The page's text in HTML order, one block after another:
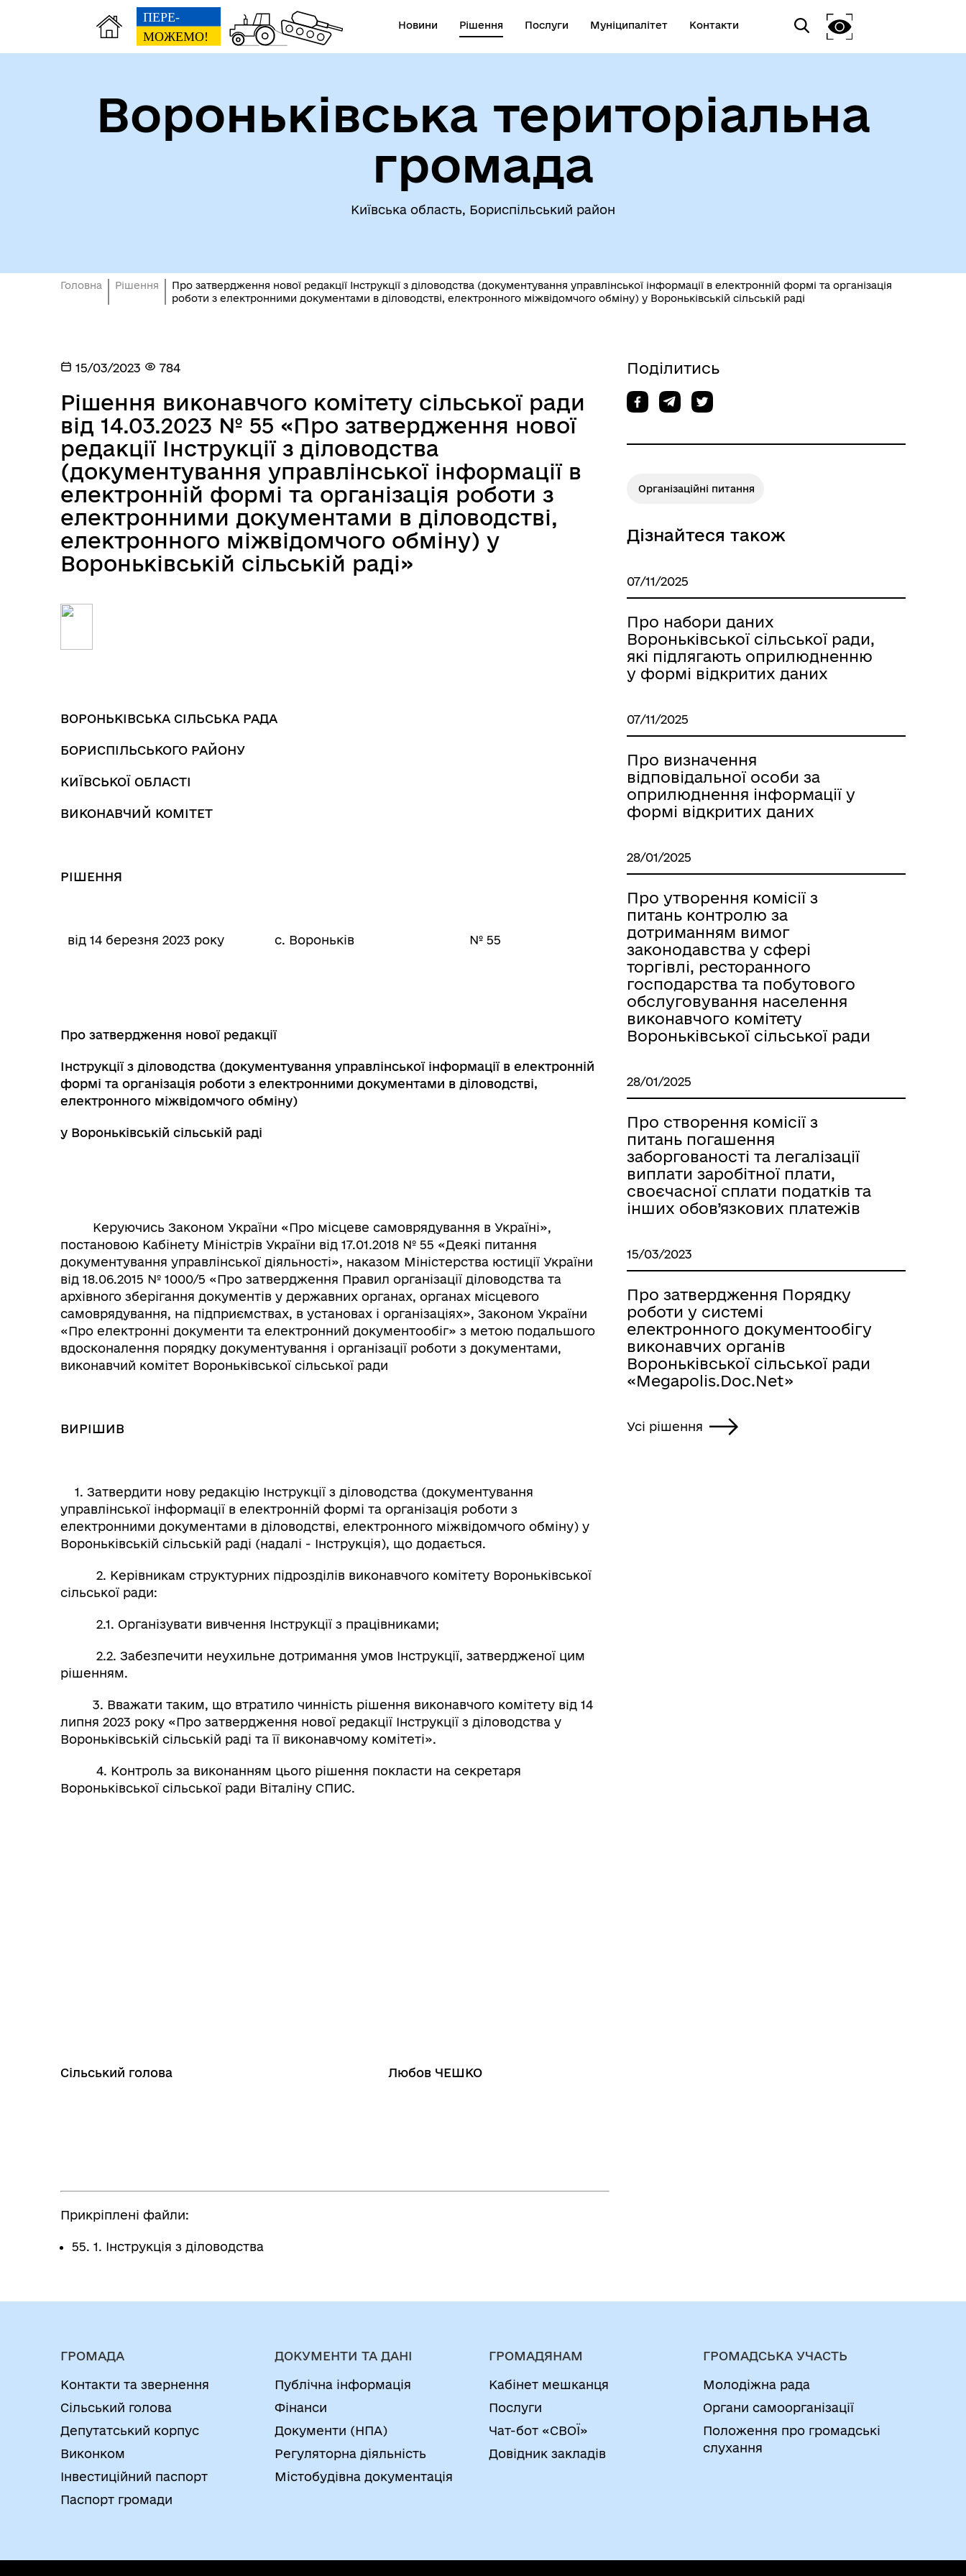
Новини Рішення Послуги Муніципалітет Контакти
Вороньківська територіальна
громада
Київська область, Бориспільський район
Головна Рішення
Про затвердження нової редакції Інструкції з діловодства (документування управлінської інформації в електронній формі та організація
роботи з електронними документами в діловодстві, електронного міжвідомчого обміну) у Вороньківській сільській раді
15/03/2023 784
Рішення виконавчого комітету сільської ради
від 14.03.2023 № 55 «Про затвердження нової
редакції Інструкції з діловодства
(документування управлінської інформації в
електронній формі та організація роботи з
електронними документами в діловодстві,
електронного міжвідомчого обміну) у
Вороньківській сільській раді»
ВОРОНЬКІВСЬКА СІЛЬСЬКА РАДА
БОРИСПІЛЬСЬКОГО РАЙОНУ
КИЇВСЬКОЇ ОБЛАСТІ
ВИКОНАВЧИЙ КОМІТЕТ
РІШЕННЯ
від 14 березня 2023 року с. Вороньків № 55
Про затвердження нової редакції
Інструкції з діловодства (документування управлінської інформації в електронній
формі та організація роботи з електронними документами в діловодстві,
електронного міжвідомчого обміну)
у Вороньківській сільській раді
Керуючись Законом України «Про місцеве самоврядування в Україні»,
постановою Кабінету Міністрів України від 17.01.2018 № 55 «Деякі питання
документування управлінської діяльності», наказом Міністерства юстиції України
від 18.06.2015 № 1000/5 «Про затвердження Правил організації діловодства та
архівного зберігання документів у державних органах, органах місцевого
самоврядування, на підприємствах, в установах і організаціях», Законом України
«Про електронні документи та електронний документообіг» з метою подальшого
вдосконалення порядку документування і організації роботи з документами,
виконавчий комітет Вороньківської сільської ради
ВИРІШИВ
1. Затвердити нову редакцію Інструкції з діловодства (документування
управлінської інформації в електронній формі та організація роботи з
електронними документами в діловодстві, електронного міжвідомчого обміну) у
Вороньківській сільській раді (надалі - Інструкція), що додається.
2. Керівникам структурних підрозділів виконавчого комітету Вороньківської
сільської ради:
2.1. Організувати вивчення Інструкції з працівниками;
2.2. Забезпечити неухильне дотримання умов Інструкції, затвердженої цим
рішенням.
3. Вважати таким, що втратило чинність рішення виконавчого комітету від 14
липня 2023 року «Про затвердження нової редакції Інструкції з діловодства у
Вороньківській сільській раді та її виконавчому комітеті».
4. Контроль за виконанням цього рішення покласти на секретаря
Вороньківської сільської ради Віталіну СПИС.
Сільський голова Любов ЧЕШКО
Прикріплені файли:
55. 1. Інструкція з діловодства
Поділитись
Організаційні питання
Дізнайтеся також
07/11/2025
Про набори даних
Вороньківської сільської ради,
які підлягають оприлюдненню
у формі відкритих даних
07/11/2025
Про визначення
відповідальної особи за
оприлюднення інформації у
формі відкритих даних
28/01/2025
Про утворення комісії з
питань контролю за
дотриманням вимог
законодавства у сфері
торгівлі, ресторанного
господарства та побутового
обслуговування населення
виконавчого комітету
Вороньківської сільської ради
28/01/2025
Про створення комісії з
питань погашення
заборгованості та легалізації
виплати заробітної плати,
своєчасної сплати податків та
інших обов’язкових платежів
15/03/2023
Про затвердження Порядку
роботи у системі
електронного документообігу
виконавчих органів
Вороньківської сільської ради
«Megapolis.Doc.Net»
Усі рішення
ГРОМАДА
Контакти та звернення
Сільський голова
Депутатський корпус
Виконком
Інвестиційний паспорт
Паспорт громади
ДОКУМЕНТИ ТА ДАНІ
Публічна інформація
Фінанси
Документи (НПА)
Регуляторна діяльність
Містобудівна документація
ГРОМАДЯНАМ
Кабінет мешканця
Послуги
Чат-бот «СВОЇ»
Довідник закладів
ГРОМАДСЬКА УЧАСТЬ
Молодіжна рада
Органи самоорганізації
Положення про громадські
слухання